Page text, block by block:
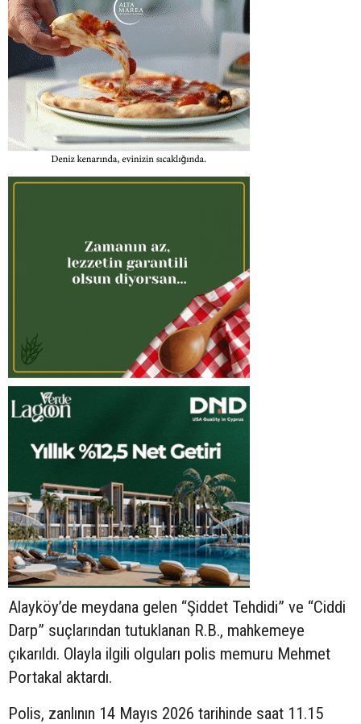
Alayköy’de meydana gelen “Şiddet Tehdidi” ve “Ciddi
Darp” suçlarından tutuklanan R.B., mahkemeye
çıkarıldı. Olayla ilgili olguları polis memuru Mehmet
Portakal aktardı.
Polis, zanlının 14 Mayıs 2026 tarihinde saat 11.15